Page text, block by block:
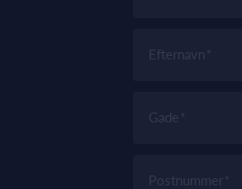
Efternavn
Gade
Postnummer